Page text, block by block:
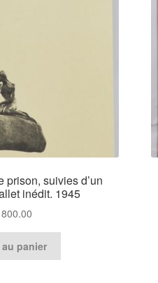
prison, suivies d’un
inédit. 1945
800.00
panier